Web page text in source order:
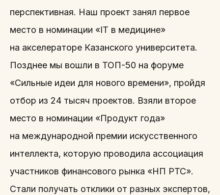
перспективная. Наш проект занял первое
место в номинации «IT в медицине»
на акселераторе Казанского университета.
Позднее мы вошли в ТОП-50 на форуме
«Сильные идеи для нового времени», пройдя
отбор из 24 тысяч проектов. Взяли второе
место в номинации «Продукт года»
на международной премии искусственного
интеллекта, которую проводила ассоциация
участников финансового рынка «НП РТС».
Стали получать отклики от разных экспертов,